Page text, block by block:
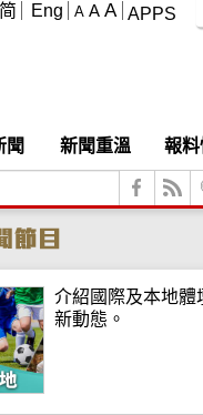
APPS
A A A
简 Eng
聞 新聞重溫
報
介紹國際及本地體
新動態。